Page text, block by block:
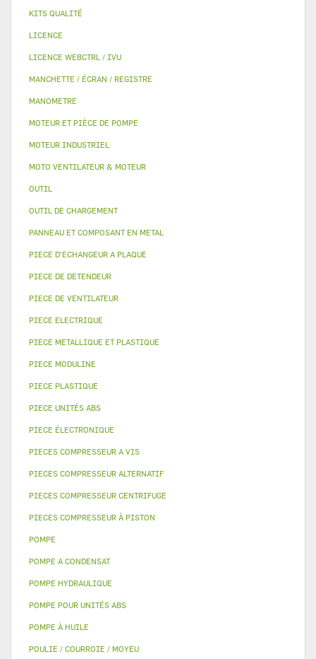
KITS QUALITÉ
LICENCE
LICENCE WEBCTRL / IVU
MANCHETTE / ÉCRAN / REGISTRE
MANOMETRE
MOTEUR ET PIÈCE DE POMPE
MOTEUR INDUSTRIEL
MOTO VENTILATEUR & MOTEUR
OUTIL
OUTIL DE CHARGEMENT
PANNEAU ET COMPOSANT EN METAL
PIECE D'ECHANGEUR A PLAQUE
PIECE DE DETENDEUR
PIECE DE VENTILATEUR
PIECE ELECTRIQUE
PIECE METALLIQUE ET PLASTIQUE
PIECE MODULINE
PIECE PLASTIQUE
PIECE UNITÉS ABS
PIECE ÉLECTRONIQUE
PIECES COMPRESSEUR A VIS
PIECES COMPRESSEUR ALTERNATIF
PIECES COMPRESSEUR CENTRIFUGE
PIECES COMPRESSEUR À PISTON
POMPE
POMPE A CONDENSAT
POMPE HYDRAULIQUE
POMPE POUR UNITÉS ABS
POMPE À HUILE
POULIE / COURROIE / MOYEU